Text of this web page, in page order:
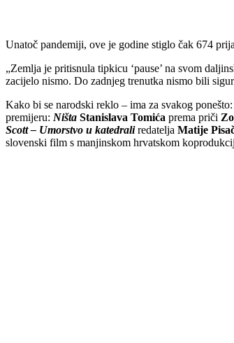
Unatoč pandemiji, ove je godine stiglo čak 674
„Zemlja je pritisnula tipkicu ‘pause’ na svom
zacijelo nismo. Do zadnjeg trenutka nismo bili
Kako bi se narodski reklo – ima za svakog
premijeru: Ništa Stanislava Tomića prema priči
Scott – Umorstvo u katedraliredatelja Matije
slovenski film s manjinskom hrvatskom